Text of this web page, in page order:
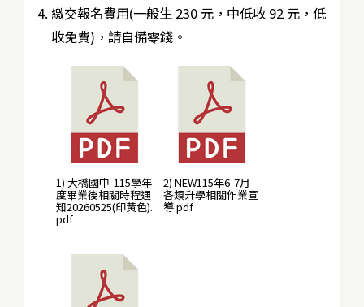
繳交報名費用(一般生 230 元，中低收 92 元，低
收免費)，請自備零錢。
1) 大橋國中-115學年
度畢業後相關時程通
知20260525(印黃色).
pdf
2) NEW115年6-7月
各類升學相關作業宣
導.pdf